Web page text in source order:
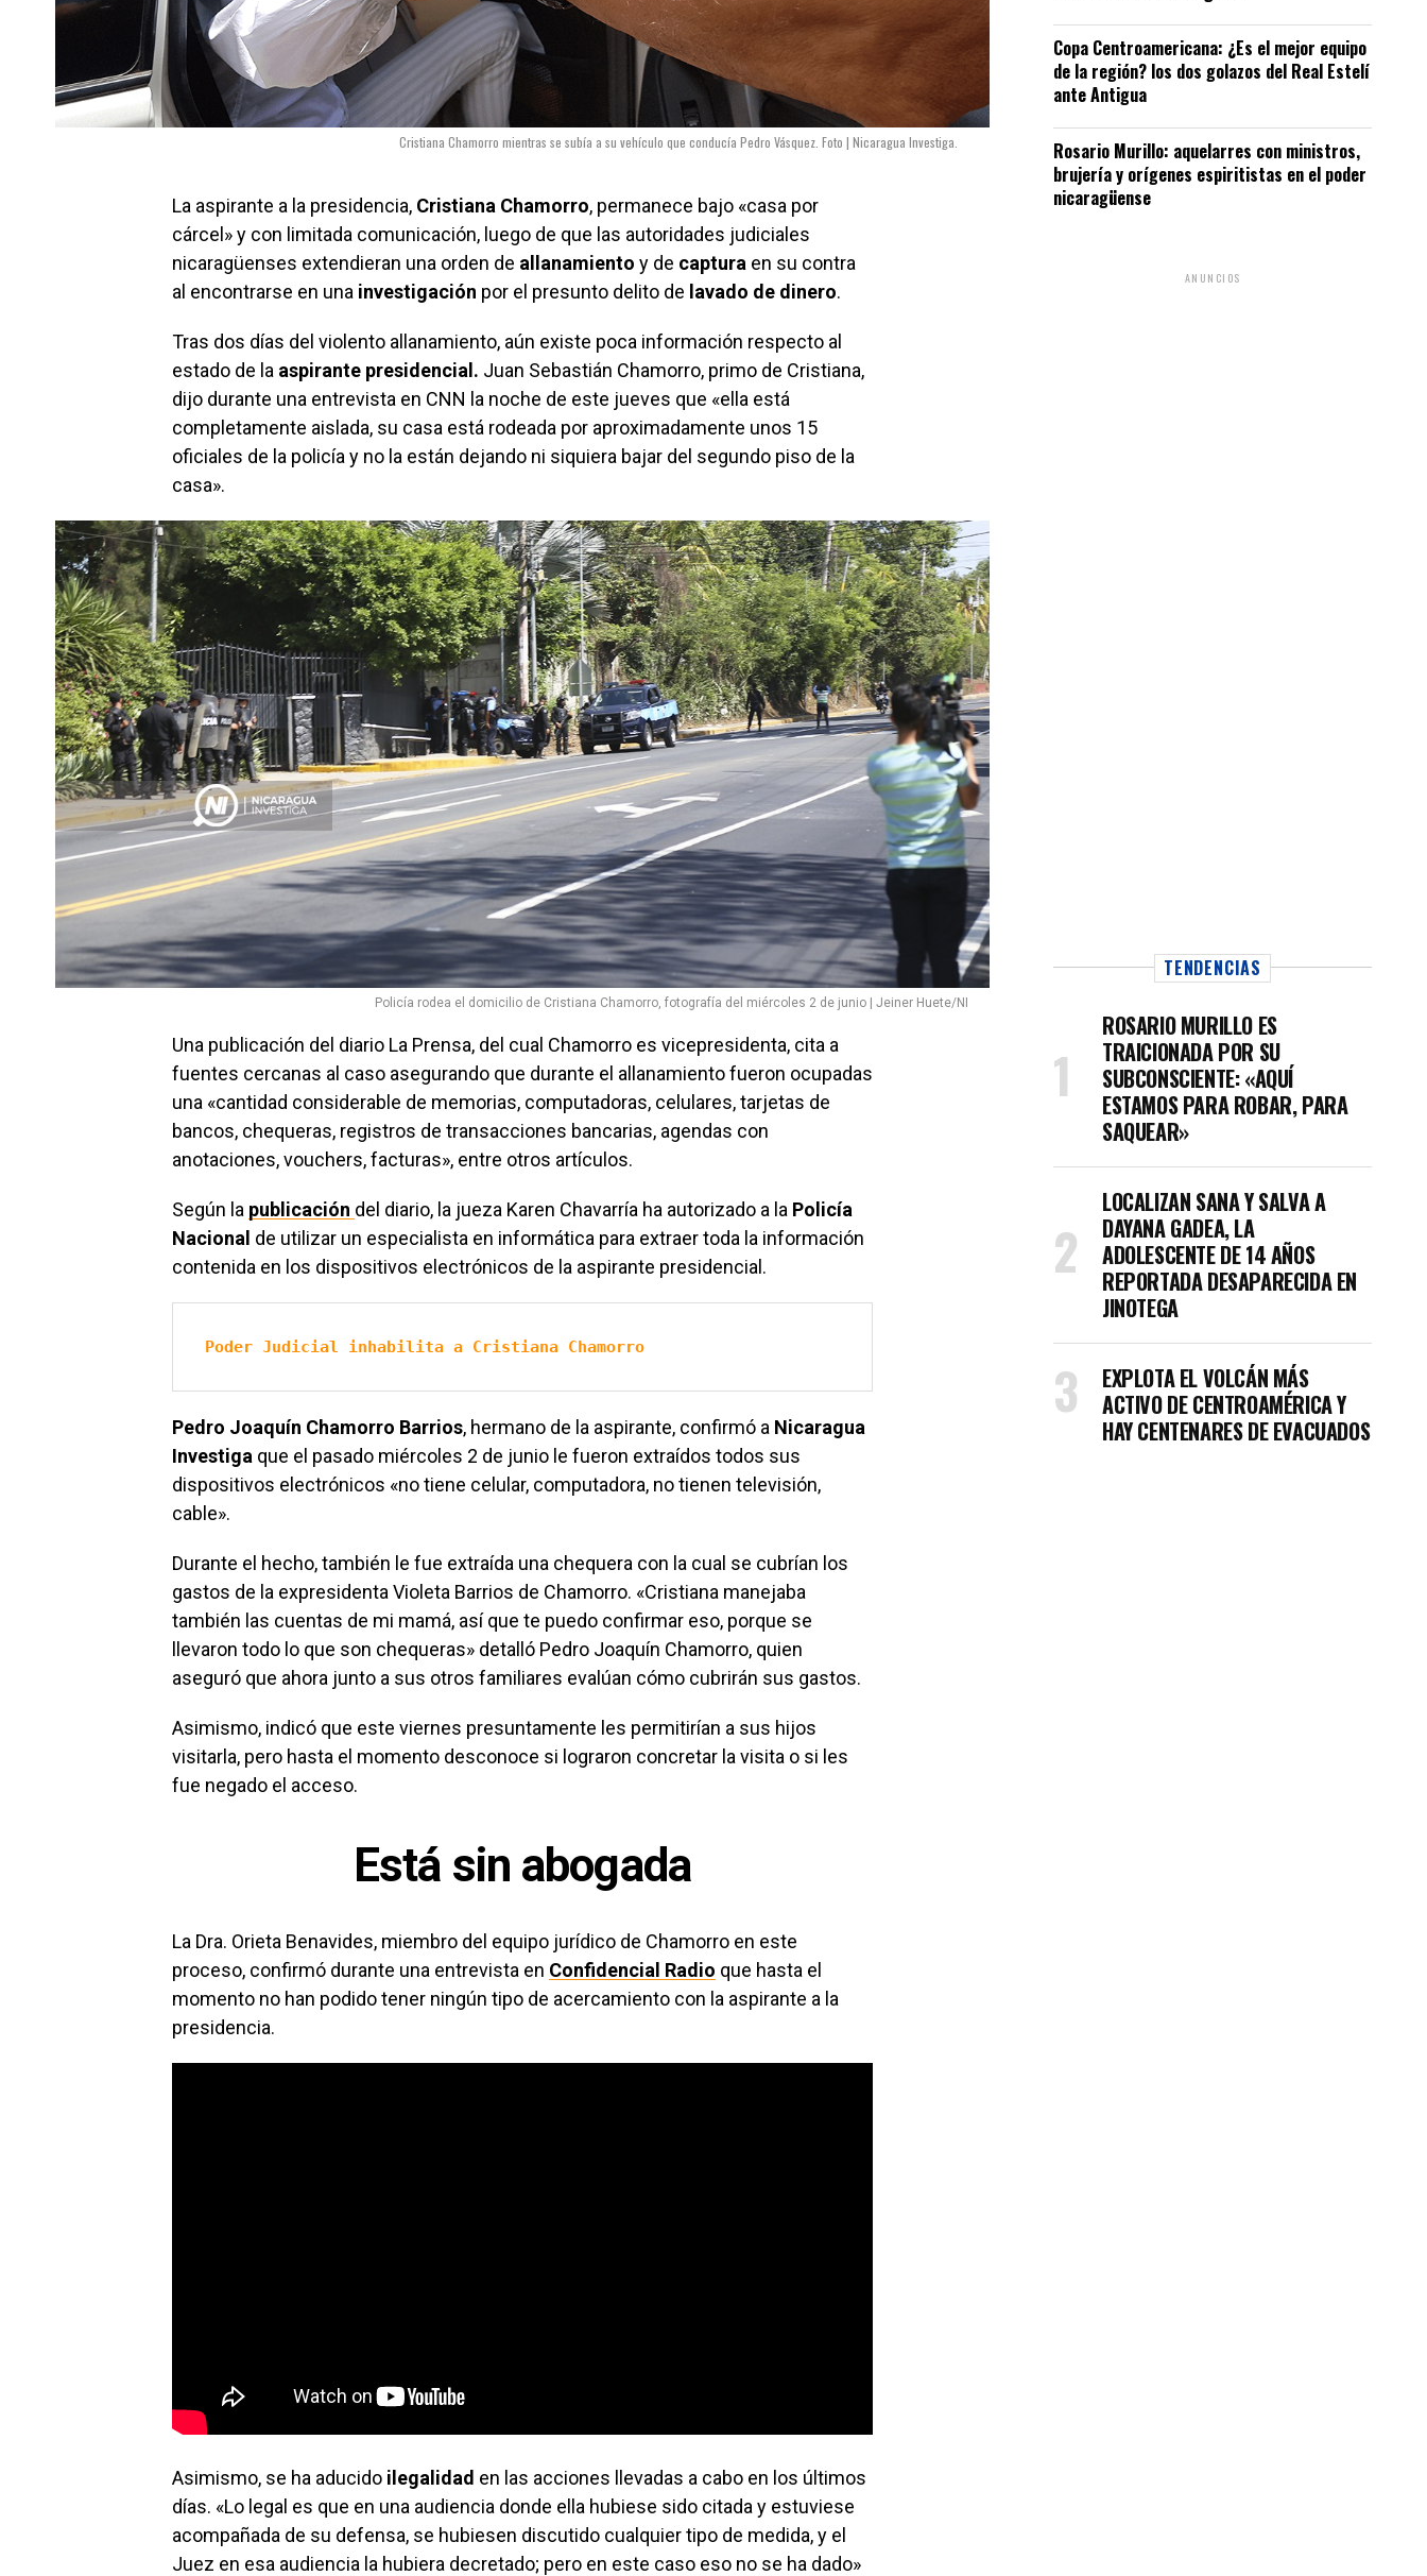
Cristiana Chamorro mientras se subía a su vehículo que conducía Pedro Vásquez. Foto | Nicaragua Investiga.
La aspirante a la presidencia, Cristiana Chamorro, permanece bajo «casa por
cárcel» y con limitada comunicación, luego de que las autoridades judiciales
nicaragüenses extendieran una orden de allanamiento y de captura en su contra
al encontrarse en una investigación por el presunto delito de lavado de dinero.
Tras dos días del violento allanamiento, aún existe poca información respecto al
estado de la aspirante presidencial. Juan Sebastián Chamorro, primo de Cristiana,
dijo durante una entrevista en CNN la noche de este jueves que «ella está
completamente aislada, su casa está rodeada por aproximadamente unos 15
oficiales de la policía y no la están dejando ni siquiera bajar del segundo piso de la
casa».
Policía rodea el domicilio de Cristiana Chamorro, fotografía del miércoles 2 de junio | Jeiner Huete/NI
Una publicación del diario La Prensa, del cual Chamorro es vicepresidenta, cita a
fuentes cercanas al caso asegurando que durante el allanamiento fueron ocupadas
una «cantidad considerable de memorias, computadoras, celulares, tarjetas de
bancos, chequeras, registros de transacciones bancarias, agendas con
anotaciones, vouchers, facturas», entre otros artículos.
Según la publicación del diario, la jueza Karen Chavarría ha autorizado a la Policía
Nacional de utilizar un especialista en informática para extraer toda la información
contenida en los dispositivos electrónicos de la aspirante presidencial.
Poder Judicial inhabilita a Cristiana Chamorro
Pedro Joaquín Chamorro Barrios, hermano de la aspirante, confirmó a Nicaragua
Investiga que el pasado miércoles 2 de junio le fueron extraídos todos sus
dispositivos electrónicos «no tiene celular, computadora, no tienen televisión,
cable».
Durante el hecho, también le fue extraída una chequera con la cual se cubrían los
gastos de la expresidenta Violeta Barrios de Chamorro. «Cristiana manejaba
también las cuentas de mi mamá, así que te puedo confirmar eso, porque se
llevaron todo lo que son chequeras» detalló Pedro Joaquín Chamorro, quien
aseguró que ahora junto a sus otros familiares evalúan cómo cubrirán sus gastos.
Asimismo, indicó que este viernes presuntamente les permitirían a sus hijos
visitarla, pero hasta el momento desconoce si lograron concretar la visita o si les
fue negado el acceso.
Está sin abogada
La Dra. Orieta Benavides, miembro del equipo jurídico de Chamorro en este
proceso, confirmó durante una entrevista en Confidencial Radio que hasta el
momento no han podido tener ningún tipo de acercamiento con la aspirante a la
presidencia.
Asimismo, se ha aducido ilegalidad en las acciones llevadas a cabo en los últimos
días. «Lo legal es que en una audiencia donde ella hubiese sido citada y estuviese
acompañada de su defensa, se hubiesen discutido cualquier tipo de medida, y el
Juez en esa audiencia la hubiera decretado; pero en este caso eso no se ha dado»
Copa Centroamericana: ¿Es el mejor equipo
de la región? los dos golazos del Real Estelí
ante Antigua
Rosario Murillo: aquelarres con ministros,
brujería y orígenes espiritistas en el poder
nicaragüense
ANUNCIOS
TENDENCIAS
ROSARIO MURILLO ES
TRAICIONADA POR SU
SUBCONSCIENTE: «AQUÍ
ESTAMOS PARA ROBAR, PARA
SAQUEAR»
LOCALIZAN SANA Y SALVA A
DAYANA GADEA, LA
ADOLESCENTE DE 14 AÑOS
REPORTADA DESAPARECIDA EN
JINOTEGA
EXPLOTA EL VOLCÁN MÁS
ACTIVO DE CENTROAMÉRICA Y
HAY CENTENARES DE EVACUADOS